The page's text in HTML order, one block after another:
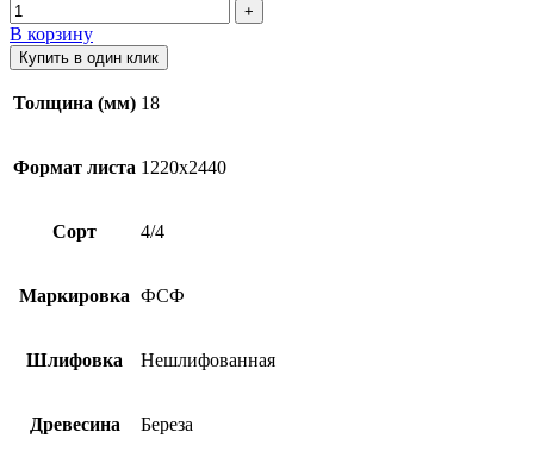
В корзину
Купить в один клик
Толщина (мм) 18
Формат листа 1220х2440
Сорт 4/4
Маркировка ФСФ
Шлифовка Нешлифованная
Древесина Береза